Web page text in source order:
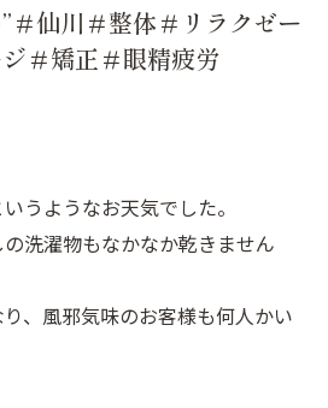
＃仙川＃整体＃リラクゼー
＃矯正＃眼精疲労
うようなお天気でした。
洗濯物もなかなか乾きません
、風邪気味のお客様も何人かい